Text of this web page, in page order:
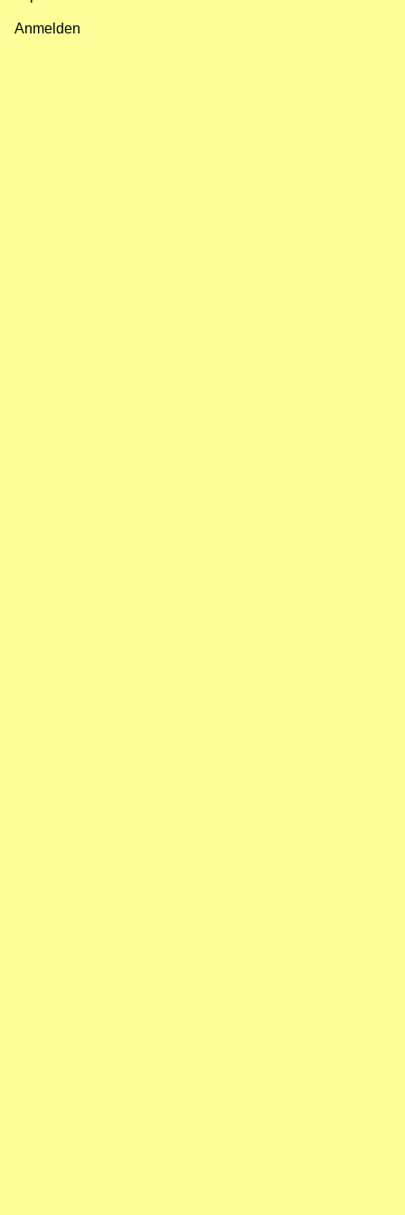
Anmelden